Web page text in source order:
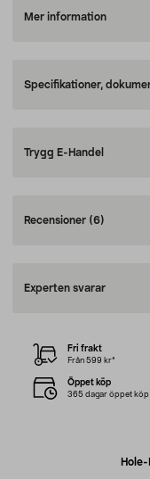
Mer information
Specifikationer,
Trygg E-Handel
Recensioner (6)
Experten svarar
Fri frakt
Från 599 kr*
Öppet köp
365 dagar öppet köp